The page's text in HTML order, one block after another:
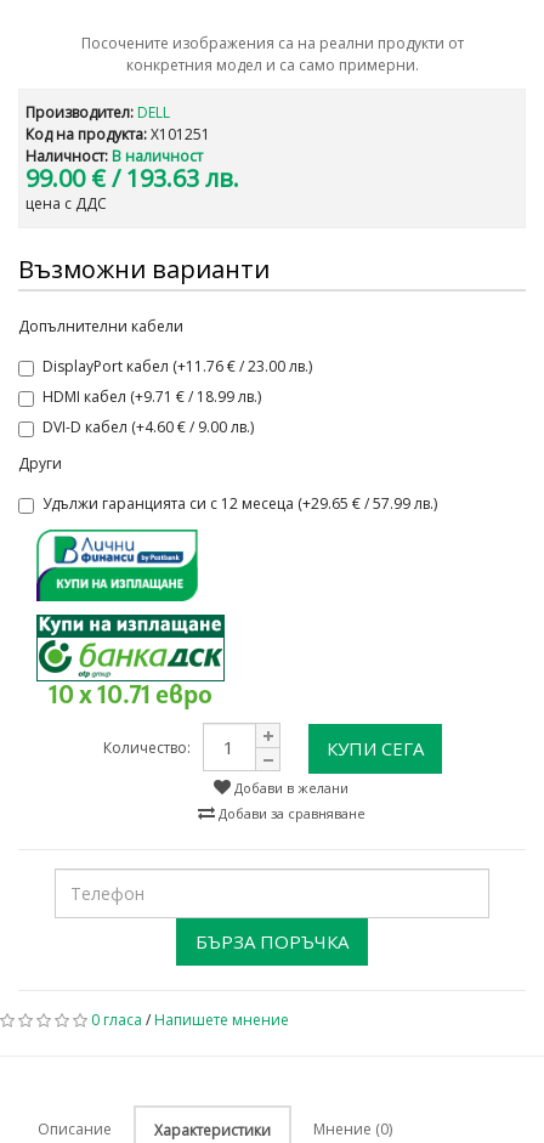
Посочените изображения са на реални продукти от
конкретния модел и са само примерни.
Производител: DELL
Код на продукта:X101251
Наличност: В наличност
99.00 €/ 193.63 лв.
цена с ДДС
Възможни варианти
Допълнителни кабели
DisplayPort кабел (+11.76 € / 23.00 лв.)
HDMI кабел (+9.71 € / 18.99 лв.)
DVI-D кабел (+4.60 € / 9.00 лв.)
Други
Удължи гаранцията си с 12 месеца (+29.65 € / 57.99 лв.)
10 x 10.71 евро
Количество: КУПИ СЕГА
Добави в желани
Добави за сравняване
БЪРЗА ПОРЪЧКА
0 гласа /Напишете мнение
Описание Характеристики Мнение (0)